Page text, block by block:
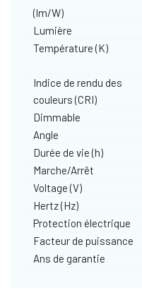
(lm/W)
Lumière
Température (K)
Indice de rendu des
couleurs (CRI)
Dimmable
Angle
Durée de vie (h)
Marche/Arrêt
Voltage (V)
Hertz (Hz)
Protection électrique
Facteur de puissance
Ans de garantie